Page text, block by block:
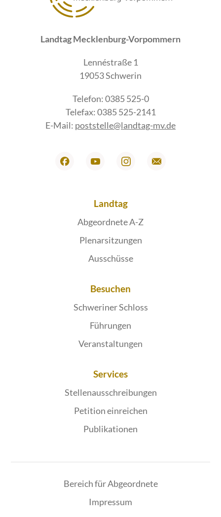
Landtag Mecklenburg-Vorpommern
Lennéstraße 1
19053 Schwerin
Telefon: 0385 525-0
Telefax: 0385 525-2141
E-Mail: poststelle@landtag-mv.de
Landtag
Abgeordnete A-Z
Plenarsitzungen
Ausschüsse
Besuchen
Schweriner Schloss
Führungen
Veranstaltungen
Services
Stellenausschreibungen
Petition einreichen
Publikationen
Bereich für Abgeordnete
Impressum